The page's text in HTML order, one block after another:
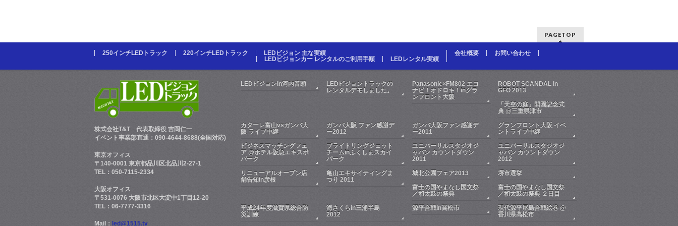
PAGETOP
250インチLEDトラック 220インチLEDトラック
LEDビジョン 主な実績
LEDビジョンカー レンタルのご利用手順
LEDレンタル実績
会社概要 お問い合わせ
株式会社T&T代表取締役 吉岡仁一
イベント事業部直通：090-4644-8688(全国対応)
東京オフィス
〒140-0001 東京都品川区北品川2-27-1
TEL：050-7115-2334
大阪オフィス
〒531-0076 大阪市北区大淀中1丁目12-20
TEL：06-7777-3316
Mail： led@1515.tv
LEDビジョンin河内音頭
LEDビジョントラックの
レンタルデモしました。
Panasonic×FM802 エコ
ナビ！オドロキ！inグラ
ンフロント大阪
ROBOT SCANDAL in
GFO 2013
「天空の庭」開園記念式
典 @三重県津市
カターレ富山vsガンバ大
阪 ライブ中継
ガンバ大阪 ファン感謝デ
ー2012
ガンバ大阪ファン感謝デ
ー2011
グランフロント大阪 イベ
ントライブ中継
ビジネスマッチングフェ
ア @ホテル阪急エキスポ
パーク
ブライトリングジェット
チームinふくしまスカイ
パーク
ユニバーサルスタジオジ
ャパン カウントダウン
2011
ユニバーサルスタジオジ
ャパン カウントダウン
2012
リニューアルオープン店
舗告知in彦根
亀山エキサイティングま
つり 2011
城北公園フェア2013
堺市選挙
富士の国やまなし国文祭
／和太鼓の祭典
富士の国やまなし国文祭
／和太鼓の祭典 ２日目
平成24年度滋賀県総合防
災訓練
海さくらin三浦半島
2012
源平合戦in高松市
現代源平屋島合戦絵巻 @
香川県高松市